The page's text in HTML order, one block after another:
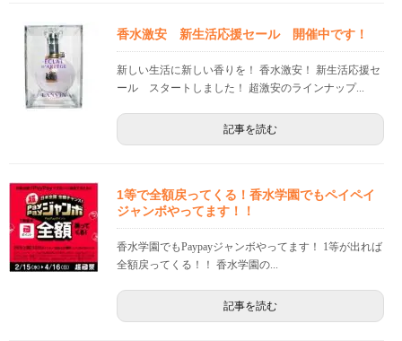
香水激安 新生活応援セール 開催中です！
新しい生活に新しい香りを！ 香水激安！ 新生活応援セ
ール スタートしました！ 超激安のラインナップ...
記事を読む
1等で全額戻ってくる！香水学園でもペイペイ
ジャンボやってます！！
香水学園でもPaypayジャンボやってます！ 1等が出れば
全額戻ってくる！！ 香水学園の...
記事を読む